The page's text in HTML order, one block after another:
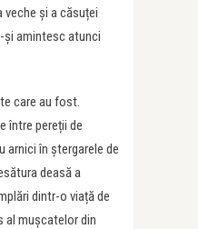
veche și a căsuței
și amintesc atunci
care au fost.
între pereții de
arnici în ștergarele de
deasă a
dintr-o viață de
al mușcatelor din